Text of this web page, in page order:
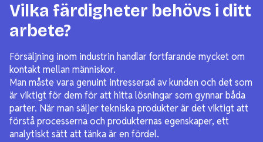
Vilka färdigheter behövs i ditt
arbete?
Försäljning inom industrin handlar fortfarande mycket om
kontakt mellan människor.
Man måste vara genuint intresserad av kunden och det som
är viktigt för dem för att hitta lösningar som gynnar båda
parter. När man säljer tekniska produkter är det viktigt att
förstå processerna och produkternas egenskaper, ett
analytiskt sätt att tänka är en fördel.